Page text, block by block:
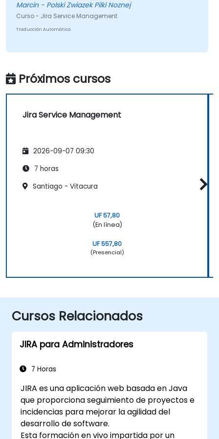
público es comprensible. Solo mantén ese nivel,
creo.
Marcin - Polski Zwiazek Pilki Noznej
Curso - Jira Service Management
Traducción Automática
Próximos cursos
Jira Service Management
2026-09-07 09:30
7 horas
Santiago - Vitacura
UF 57,80
(En línea)
UF 557,80
(Presencial)
Cursos Relacionados
JIRA para Administradores
7 Horas
JIRA es una aplicación web basada en Java
que proporciona seguimiento de proyectos e
incidencias para mejorar la agilidad del
desarrollo de software.
Esta formación en vivo impartida por un